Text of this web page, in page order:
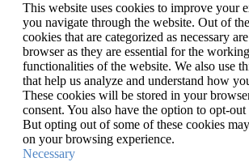
This website uses cookies to improve your
you navigate through the website. Out of
cookies that are categorized as necessary
browser as they are essential for the
functionalities of the website. We also use
that help us analyze and understand how
These cookies will be stored in your
consent. You also have the option to opt-out
But opting out of some of these cookies
on your browsing experience.
Necessary